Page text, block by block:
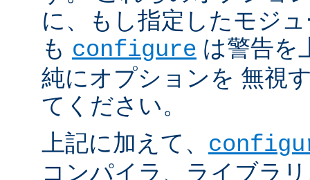
に、もし指定したモジ
も configure は警告を
純にオプションを 無視
てください。
上記に加えて、
コンパイラ、ライブラ